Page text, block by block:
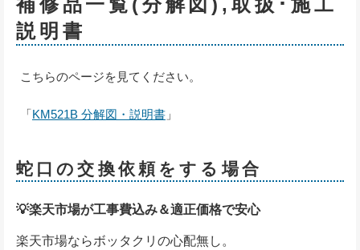
補修品一覧(分解図),取扱･施工
説明書
こちらのページを見てください。
「KM521B 分解図・説明書 」
蛇口の交換依頼をする場合
💡楽天市場が工事費込み＆適正価格で安心
楽天市場ならボッタクリの心配無し。